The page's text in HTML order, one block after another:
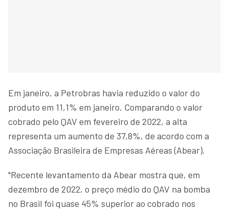
Em janeiro, a Petrobras havia reduzido o valor do
produto em 11,1% em janeiro. Comparando o valor
cobrado pelo QAV em fevereiro de 2022, a alta
representa um aumento de 37,8%, de acordo com a
Associação Brasileira de Empresas Aéreas (Abear).
"Recente levantamento da Abear mostra que, em
dezembro de 2022, o preço médio do QAV na bomba
no Brasil foi quase 45% superior ao cobrado nos